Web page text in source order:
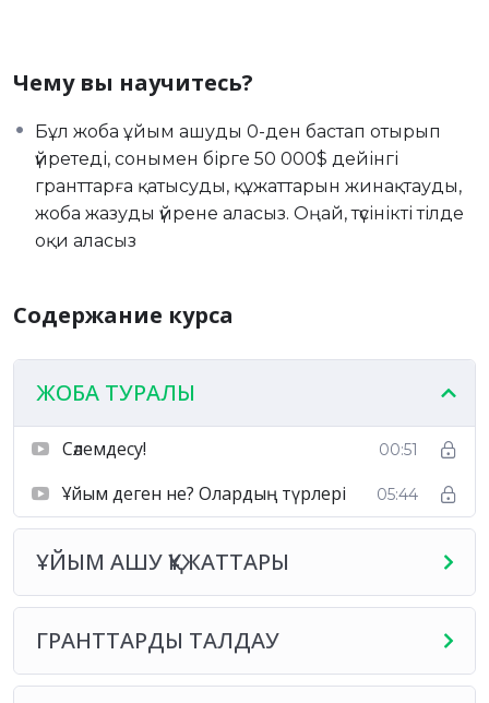
Чему вы научитесь?
Бұл жоба ұйым ашуды 0-ден бастап отырып
үйретеді, сонымен бірге 50 000$ дейінгі
гранттарға қатысуды, құжаттарын жинақтауды,
жоба жазуды үйрене аласыз. Оңай, түсінікті тілде
оқи аласыз
Содержание курса
ЖОБА ТУРАЛЫ
Сәлемдесу! 00:51
Ұйым деген не? Олардың түрлері 05:44
ҰЙЫМ АШУ ҚҰЖАТТАРЫ
ГРАНТТАРДЫ ТАЛДАУ